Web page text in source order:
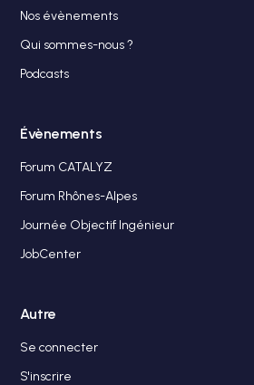
Nos évènements
Qui sommes-nous ?
Podcasts
Évènements
Forum CATALYZ
Forum Rhônes-Alpes
Journée Objectif Ingénieur
JobCenter
Autre
Se connecter
S'inscrire